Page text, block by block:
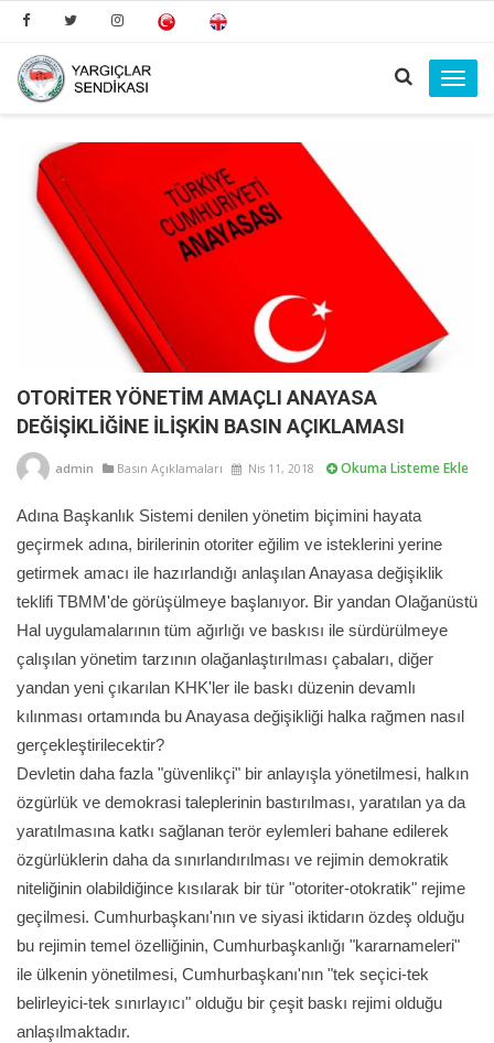
OTORİTER YÖNETİM AMAÇLI ANAYASA
DEĞİŞİKLİĞİNE İLİŞKİN BASIN AÇIKLAMASI
admin Basın Açıklamaları Nis 11, 2018 Okuma Listeme Ekle
​Adına Başkanlık Sistemi denilen yönetim biçimini hayata
geçirmek adına, birilerinin otoriter eğilim ve isteklerini yerine
getirmek amacı ile hazırlandığı anlaşılan Anayasa değişiklik
teklifi TBMM'de görüşülmeye başlanıyor. Bir yandan Olağanüstü
Hal uygulamalarının tüm ağırlığı ve baskısı ile sürdürülmeye
çalışılan yönetim tarzının olağanlaştırılması çabaları, diğer
yandan yeni çıkarılan KHK'ler ile baskı düzenin devamlı
kılınması ortamında bu Anayasa değişikliği halka rağmen nasıl
gerçekleştirilecektir?
​Devletin daha fazla "güvenlikçi" bir anlayışla yönetilmesi, halkın
özgürlük ve demokrasi taleplerinin bastırılması, yaratılan ya da
yaratılmasına katkı sağlanan terör eylemleri bahane edilerek
özgürlüklerin daha da sınırlandırılması ve rejimin demokratik
niteliğinin olabildiğince kısılarak bir tür "otoriter-otokratik" rejime
geçilmesi. Cumhurbaşkanı'nın ve siyasi iktidarın özdeş olduğu
bu rejimin temel özelliğinin, Cumhurbaşkanlığı "kararnameleri"
ile ülkenin yönetilmesi, Cumhurbaşkanı'nın "tek seçici-tek
belirleyici-tek sınırlayıcı" olduğu bir çeşit baskı rejimi olduğu
anlaşılmaktadır.